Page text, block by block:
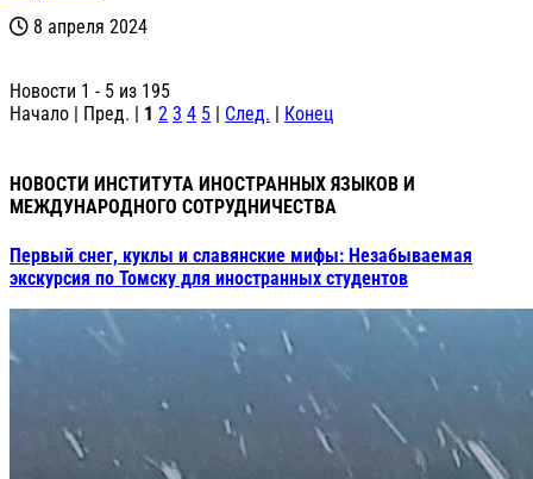
8 апреля 2024
Новости 1 - 5 из 195
Начало | Пред. | 1 2 3 4 5 | След. | Конец
НОВОСТИ ИНСТИТУТА ИНОСТРАННЫХ ЯЗЫКОВ И
МЕЖДУНАРОДНОГО СОТРУДНИЧЕСТВА
Первый снег, куклы и славянские мифы: Незабываемая
экскурсия по Томску для иностранных студентов